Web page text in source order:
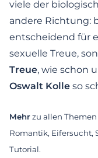
viele der
andere Richtung:
entscheidend für
sexuelle Treue,
Treue, wie schon
Oswalt Kolle so
Mehrzu allen
Romantik, Eifersucht,
Tutorial.